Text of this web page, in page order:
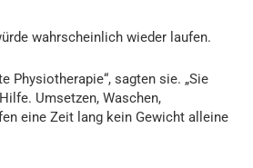
wahrscheinlich wieder laufen.
Physiotherapie“, sagten sie. „Sie
Umsetzen, Waschen,
eine Zeit lang kein Gewicht alleine